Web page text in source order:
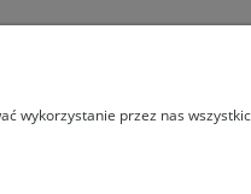
wykorzystanie przez nas